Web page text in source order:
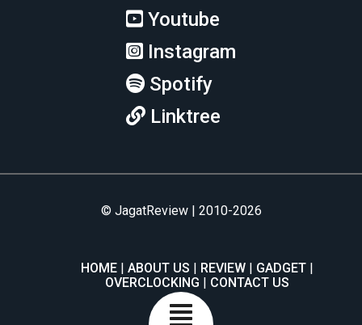
Youtube
Instagram
Spotify
Linktree
© JagatReview | 2010-2026
HOME ABOUT US REVIEW
GADGET
OVERCLOCKING
CONTACT US